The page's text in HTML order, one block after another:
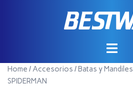
Home /Accesorios /Batas y Mandiles
SPIDERMAN